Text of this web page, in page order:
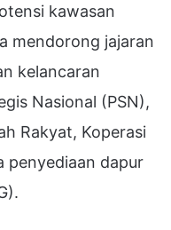
kawasan
mendorong jajaran
kelancaran
Nasional (PSN),
Rakyat, Koperasi
penyediaan dapur